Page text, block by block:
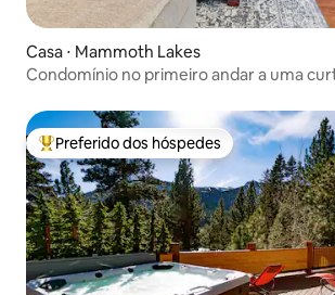
Casa ⋅ Mammoth Lakes
Condomínio no primeiro andar a uma
Entre os melhores preferidos dos
Preferido dos hóspedes